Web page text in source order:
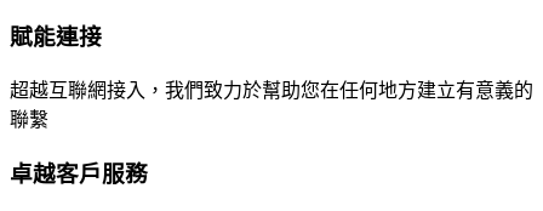
賦能連接
超越互聯網接入，我們致力於幫助您在任何地方建立有意義的
聯繫
卓越客戶服務